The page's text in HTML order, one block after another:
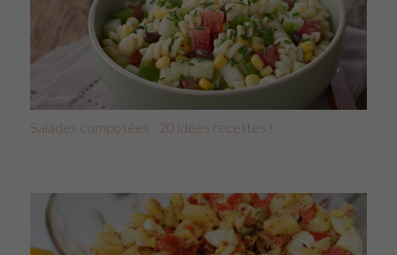
Salades composées : 20 idées recettes !